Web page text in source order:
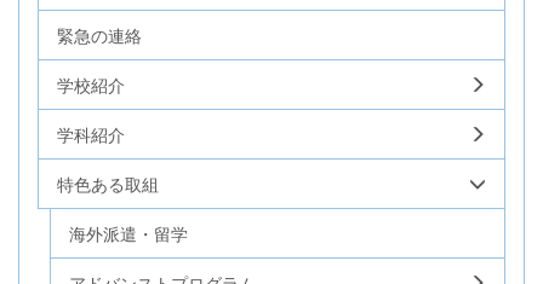
緊急の連絡
学校紹介
学科紹介
特色ある取組
海外派遣・留学